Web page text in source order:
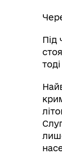
Під